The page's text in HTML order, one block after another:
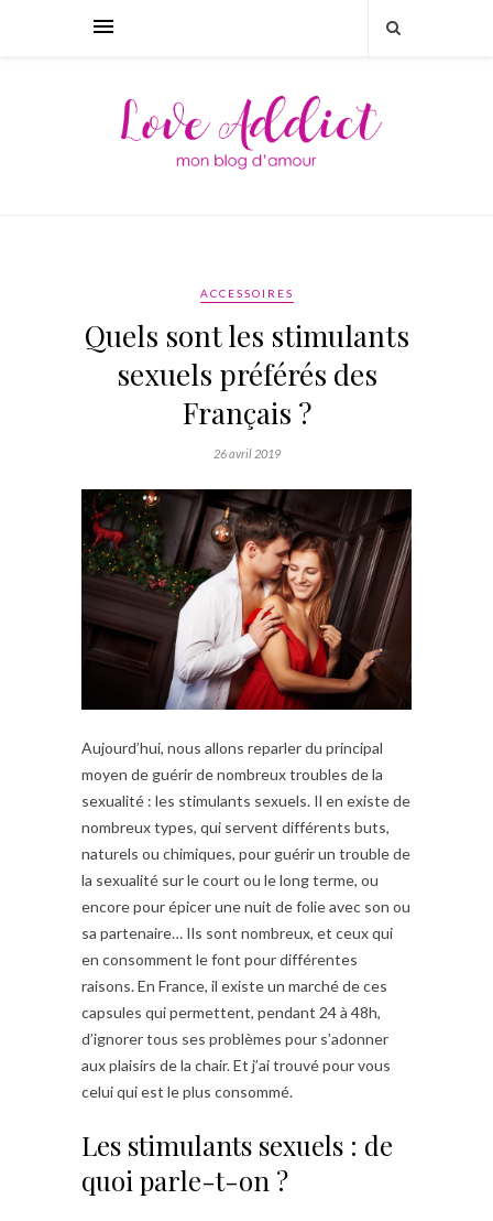
ACCESSOIRES
Quels sont les stimulants
sexuels préférés des
Français ?
26 avril 2019
Aujourd’hui, nous allons reparler du principal
moyen de guérir de nombreux troubles de la
sexualité : les stimulants sexuels. Il en existe de
nombreux types, qui servent différents buts,
naturels ou chimiques, pour guérir un trouble de
la sexualité sur le court ou le long terme, ou
encore pour épicer une nuit de folie avec son ou
sa partenaire… Ils sont nombreux, et ceux qui
en consomment le font pour différentes
raisons. En France, il existe un marché de ces
capsules qui permettent, pendant 24 à 48h,
d’ignorer tous ses problèmes pour s’adonner
aux plaisirs de la chair. Et j’ai trouvé pour vous
celui qui est le plus consommé.
Les stimulants sexuels : de
quoi parle-t-on ?